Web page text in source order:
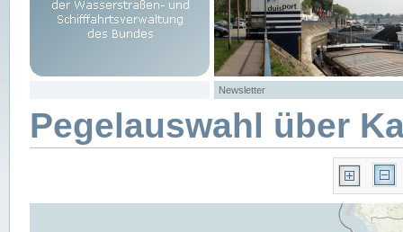
Newsletter
Pegelauswahl über